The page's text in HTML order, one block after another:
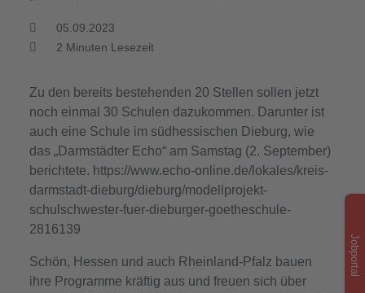
05.09.2023
2 Minuten Lesezeit
Zu den bereits bestehenden 20 Stellen sollen jetzt
noch einmal 30 Schulen dazukommen. Darunter ist
auch eine Schule im südhessischen Dieburg, wie
das „Darmstädter Echo“ am Samstag (2. September)
berichtete. https://www.echo-online.de/lokales/kreis-
darmstadt-dieburg/dieburg/modellprojekt-
schulschwester-fuer-dieburger-goetheschule-
2816139
Schön, Hessen und auch Rheinland-Pfalz bauen
ihre Programme kräftig aus und freuen sich über
Jobportal